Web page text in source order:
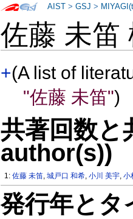
佐藤 未
+(A list of
"佐藤 未笛")
共著回数
author(s))
1:佐藤 未笛,城戸口 和希,小川 美宇,小
発行年と
AIST >GSJ >